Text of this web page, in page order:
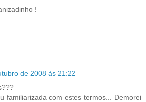
!
de 2008 às 21:22
familiarizada com estes termos... Demorei